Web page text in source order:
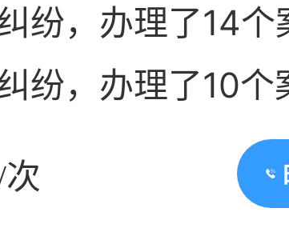
纷，办理了14个
纷，办理了10个